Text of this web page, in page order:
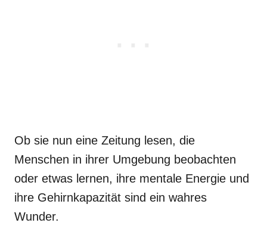
Ob sie nun eine Zeitung lesen, die
Menschen in ihrer Umgebung beobachten
oder etwas lernen, ihre mentale Energie und
ihre Gehirnkapazität sind ein wahres
Wunder.